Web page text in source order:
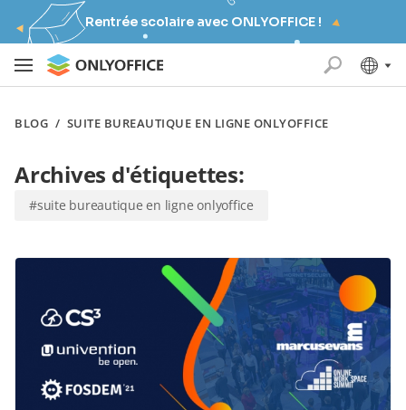
Rentrée scolaire avec ONLYOFFICE !
BLOG / SUITE BUREAUTIQUE EN LIGNE ONLYOFFICE
Archives d'étiquettes:
#suite bureautique en ligne onlyoffice